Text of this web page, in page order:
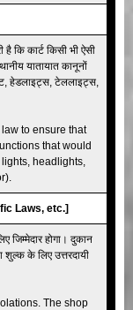
है कि कार्ट किसी भी ऐसी
यातायात कानूनों
हेडलाइट्स, टेललाइट्स,
to ensure that
that would
headlights,
Laws, etc.]
जिम्मेदार होगा। दुकान
शुल्क के लिए उत्तरदायी
The shop